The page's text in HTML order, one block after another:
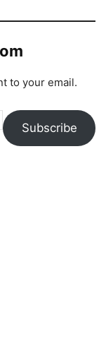
to your email.
Subscribe